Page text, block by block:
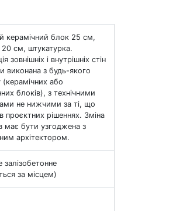
керамічний блок 25 см,
20 см, штукатурка.
зовнішніх і внутрішніх стін
виконана з будь-якого
(керамічних або
блоків), з технічними
не нижчими за ті, що
в проєктних рішеннях. Зміна
має бути узгоджена з
архітектором.
залізобетонне
за місцем)